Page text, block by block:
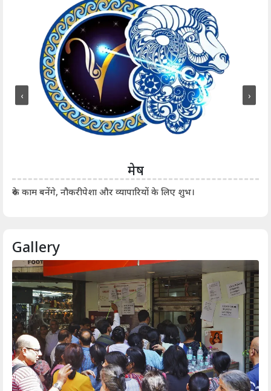
मेष
रुके काम बनेंगे, नौकरीपेशा और व्यापारियों के लिए शुभ।
‹ ›
Gallery